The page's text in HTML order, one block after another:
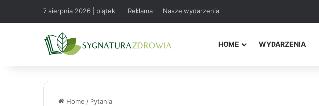
7 sierpnia 2026 | piątek Reklama Nasze wydarzenia
HOME WYDARZENIA
Home / Pytania